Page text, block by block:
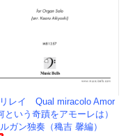
レイ Qual miracolo Amor
という奇蹟をアモーレは）
ガン独奏（穐吉 馨編）